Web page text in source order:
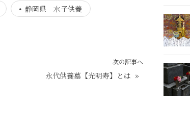
静岡県 水子供養
次の記事へ
永代供養墓【光明寿】とは »